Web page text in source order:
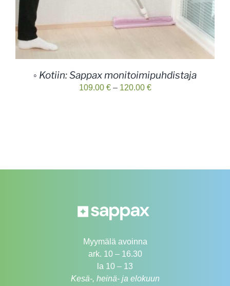
◦ Kotiin: Sappax monitoimipuhdistaja
109.00 € – 120.00 €Hintaluokka:
Myymälä avoinna
ark. 10 – 16.30
la 10 – 13
Kesä-, heinä- ja elokuun